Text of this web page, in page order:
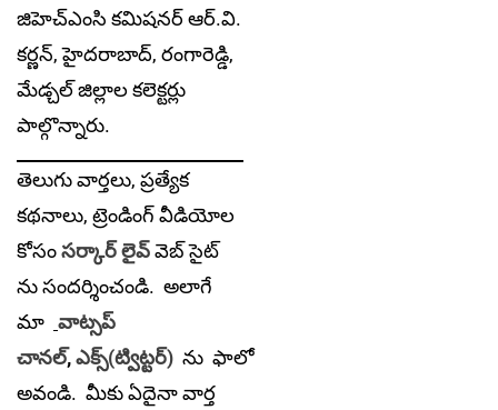
జిహెచ్ఎంసి కమిషనర్ ఆర్.వి.
కర్ణన్, హైదరాబాద్, రంగారెడ్డి,
మేడ్చల్ జిల్లాల కలెక్టర్లు
పాల్గొన్నారు.
తెలుగు వార్తలు, ప్రత్యేక
కథనాలు, ట్రెండింగ్ వీడియోల
కోసంసర్కార్ లైవ్వెబ్ సైట్
ను సందర్శించండి. అలాగే
మా వాట్సప్
చానల్,ఎక్స్(ట్విట్టర్) ను ఫాలో
అవండి. మీకు ఏదైనా వార్త